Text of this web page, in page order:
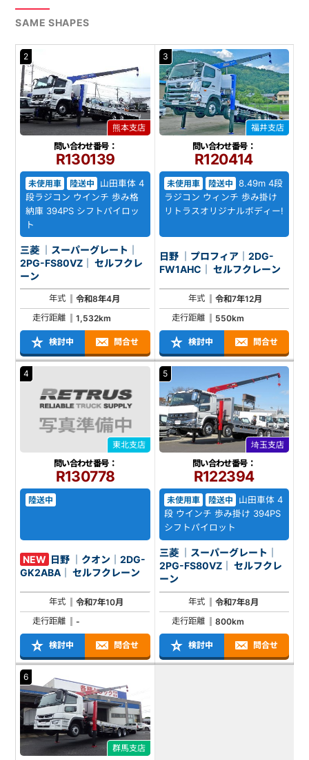
SAME SHAPES
2
熊本支店
問い合わせ番号：
R130139
未使用車 陸送中
山田車体 4
段ラジコン ウインチ 歩み格
納庫 394PS シフトパイロッ
ト
三菱 ｜スーパーグレート｜
2PG-FS80VZ｜ セルフクレ
ーン
年式
令和8年4月
走行距離
1,532km
検討中 問合せ
3
福井支店
問い合わせ番号：
R120414
未使用車 陸送中 8.49m 4段
ラジコン ウィンチ 歩み掛け
リトラスオリジナルボディー!
日野 ｜プロフィア｜2DG-
FW1AHC｜ セルフクレーン
年式
令和7年12月
走行距離
550km
検討中 問合せ
4
東北支店
問い合わせ番号：
R130778
陸送中
NEW 日野 ｜クオン｜2DG-
GK2ABA｜ セルフクレーン
年式
令和7年10月
走行距離
-
検討中 問合せ
5
埼玉支店
問い合わせ番号：
R122394
未使用車 陸送中
山田車体 4
段 ウインチ 歩み掛け 394PS
シフトパイロット
三菱 ｜スーパーグレート｜
2PG-FS80VZ｜ セルフクレ
ーン
年式
令和7年8月
走行距離
800km
検討中 問合せ
6
群馬支店